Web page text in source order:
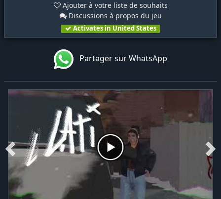
Ajouter à votre liste de souhaits
Discussions à propos du jeu
Activates in United States
Partager sur WhatsApp